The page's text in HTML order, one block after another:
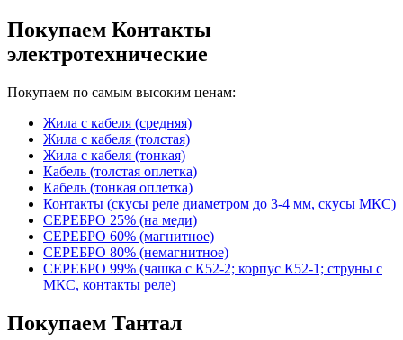
Покупаем Контакты
электротехнические
Покупаем по самым высоким ценам:
Жила с кабеля (средняя)
Жила с кабеля (толстая)
Жила с кабеля (тонкая)
Кабель (толстая оплетка)
Кабель (тонкая оплетка)
Контакты (скусы реле диаметром до 3-4 мм, скусы МКС)
СЕРЕБРО 25% (на меди)
СЕРЕБРО 60% (магнитное)
СЕРЕБРО 80% (немагнитное)
СЕРЕБРО 99% (чашка с К52-2; корпус К52-1; струны с
МКС, контакты реле)
Покупаем Тантал